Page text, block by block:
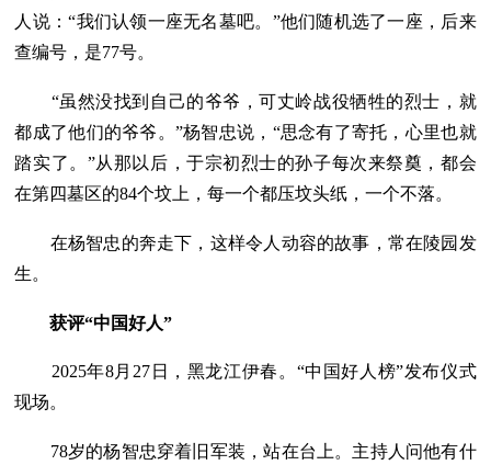
人说：“我们认领一座无名墓吧。”他们随机选了一座，后来
查编号，是77号。
“虽然没找到自己的爷爷，可丈岭战役牺牲的烈士，就
都成了他们的爷爷。”杨智忠说，“思念有了寄托，心里也就
踏实了。”从那以后，于宗初烈士的孙子每次来祭奠，都会
在第四墓区的84个坟上，每一个都压坟头纸，一个不落。
在杨智忠的奔走下，这样令人动容的故事，常在陵园发
生。
获评“中国好人”
2025年8月27日，黑龙江伊春。“中国好人榜”发布仪式
现场。
78岁的杨智忠穿着旧军装，站在台上。主持人问他有什